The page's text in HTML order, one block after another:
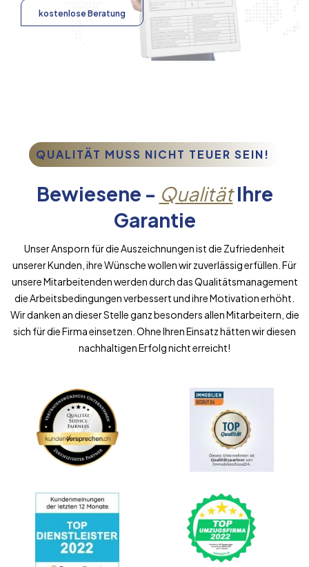
kostenlose Beratung
QUALITÄT MUSS NICHT TEUER SEIN!
Bewiesene - QualitätIhre
Garantie
Unser Ansporn für die Auszeichnungen ist die Zufriedenheit
unserer Kunden, ihre Wünsche wollen wir zuverlässig erfüllen. Für
unsere Mitarbeitenden werden durch das Qualitätsmanagement
die Arbeitsbedingungen verbessert und ihre Motivation erhöht.
Wir danken an dieser Stelle ganz besonders allen Mitarbeitern, die
sich für die Firma einsetzen. Ohne Ihren Einsatz hätten wir diesen
nachhaltigen Erfolg nicht erreicht!